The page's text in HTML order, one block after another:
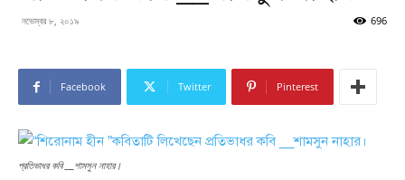
নভেম্বর ৮, ২০১৯ 696
Facebook Twitter Pinterest
প্রতিভাধর কবি __শামসুন নাহার।